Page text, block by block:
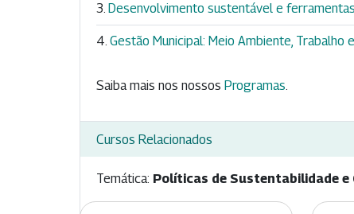
Desenvolvimento sustentável e
Gestão Municipal: Meio Ambiente, Trabalho
Saiba mais nos nossos Programas.
Cursos Relacionados
Temática: Políticas de Sustentabilidade e